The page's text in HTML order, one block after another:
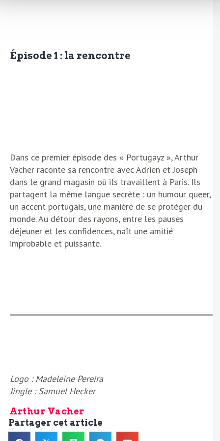
Épisode 1 : la rencontre
Dans ce premier épisode des « Portugayz », Arthur
Vacher raconte sa rencontre avec Adrien et Joseph
dans le grand magasin où ils travaillent à Paris. Ils
partagent la même langue secrète : un humour queer,
un accent portugais, une manière de se protéger du
monde. Au détour des rayons, entre les pauses
déjeuner et les confidences, naît une amitié
improbable et puissante.
Logo : Madeleine Pereira
Jingle : Samuel Hecker
Arthur Vacher
Partager cet article